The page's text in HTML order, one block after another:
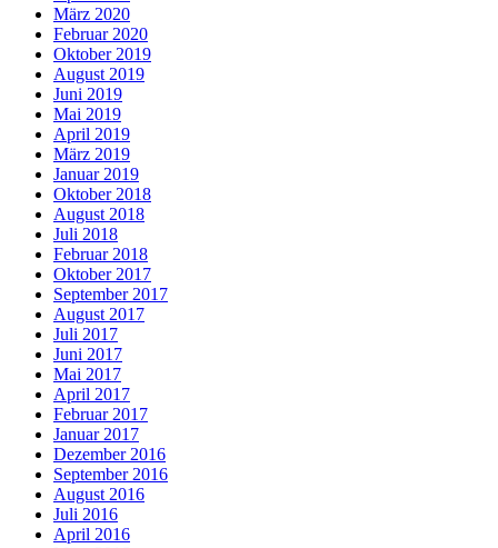
März 2020
Februar 2020
Oktober 2019
August 2019
Juni 2019
Mai 2019
April 2019
März 2019
Januar 2019
Oktober 2018
August 2018
Juli 2018
Februar 2018
Oktober 2017
September 2017
August 2017
Juli 2017
Juni 2017
Mai 2017
April 2017
Februar 2017
Januar 2017
Dezember 2016
September 2016
August 2016
Juli 2016
April 2016